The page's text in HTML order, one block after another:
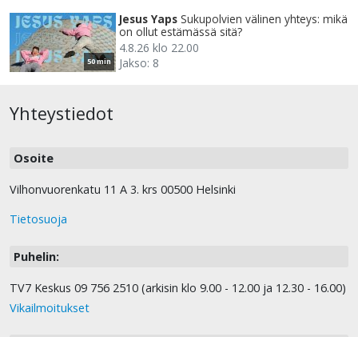
50 min
Jesus Yaps Sukupolvien välinen yhteys: mikä
on ollut estämässä sitä?
4.8.26 klo 22.00
Jakso: 8
Yhteystiedot
Osoite
Vilhonvuorenkatu 11 A 3. krs 00500 Helsinki
Tietosuoja
Puhelin:
TV7 Keskus 09 756 2510 (arkisin klo 9.00 - 12.00 ja 12.30 - 16.00)
Vikailmoitukset